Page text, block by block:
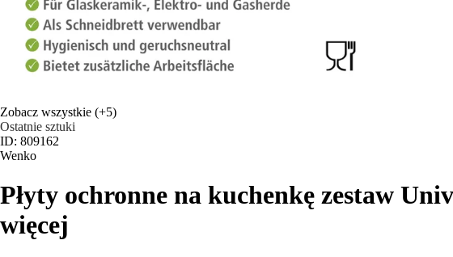
Zobacz wszystkie (+5)
Ostatnie sztuki
ID: 809162
Wenko
Płyty ochronne na kuchenkę zestaw
więcej